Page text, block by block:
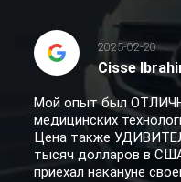
2025-02-20
Cisse
Мой опыт был
медицинских
Цена также
тысяч долларов в
приехал накануне